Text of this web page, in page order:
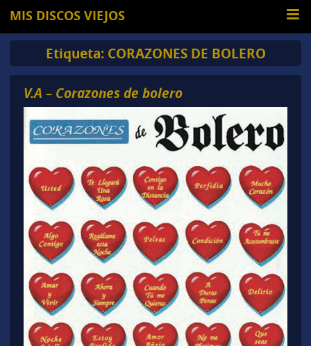
MIS DISCOS VIEJOS
Etiqueta: CORAZONES DE BOLERO
V.A – Corazones de bolero